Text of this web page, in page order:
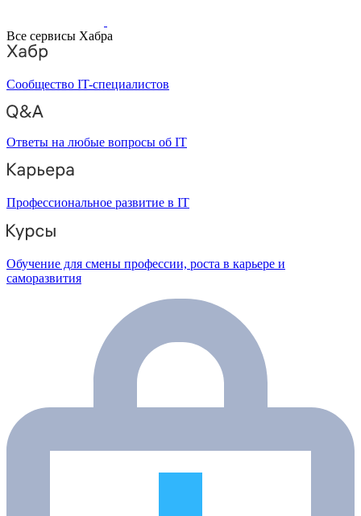
Все сервисы Хабра
Сообщество IT-специалистов
Ответы на любые вопросы об IT
Профессиональное развитие в IT
Обучение для смены профессии, роста в карьере и
саморазвития